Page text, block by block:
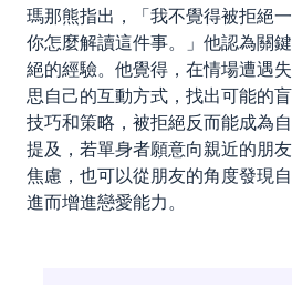
瑪那熊指出，「我不覺得被拒絕
你怎麼解讀這件事。」他認為關
絕的經驗。他覺得，在情場遭遇
思自己的互動方式，找出可能的
技巧和策略，被拒絕反而能成為
提及，若單身者願意向親近的朋
焦慮，也可以從朋友的角度發現
進而增進戀愛能力。